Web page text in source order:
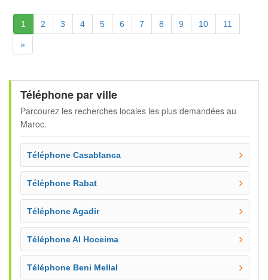
1 (Actuelle)
2 3 4 5 6 7 8 9 10 11
»Suivante
Téléphone par ville
Parcourez les recherches locales les plus demandées au
Maroc.
Téléphone Casablanca
Téléphone Rabat
Téléphone Agadir
Téléphone Al Hoceima
Téléphone Beni Mellal